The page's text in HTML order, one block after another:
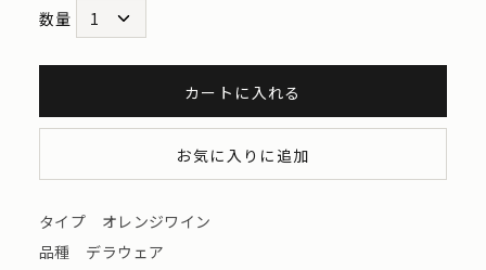
数量
カートに入れる
お気に入りに追加
タイプ オレンジワイン
品種 デラウェア